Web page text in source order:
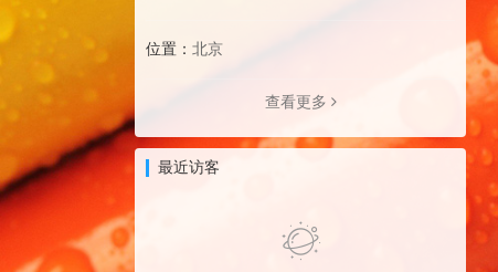
位置： 北京
查看更多
最近访客